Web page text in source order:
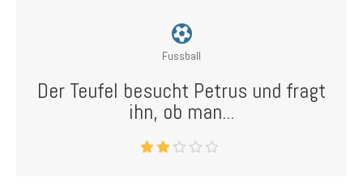
Fussball
Der Teufel besucht Petrus und fragt
ihn, ob man...